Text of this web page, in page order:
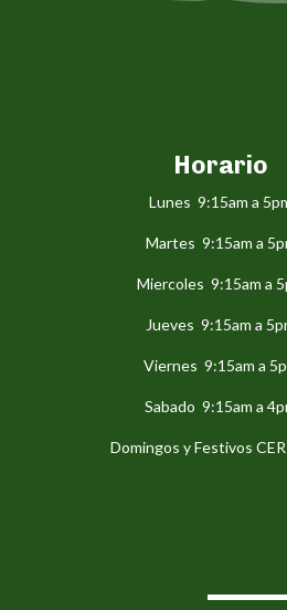
Horario
Lunes 9:15am a
Martes 9:15am a
Miercoles 9:15am a
Jueves 9:15am a
Viernes 9:15am a
Sabado 9:15am a
Domingos y Festivos